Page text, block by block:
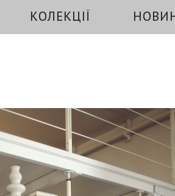
КОЛЕКЦІЇ